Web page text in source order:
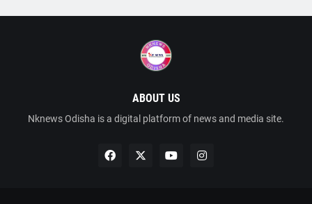
ABOUT US
Nknews Odisha is a digital platform of news and media site.